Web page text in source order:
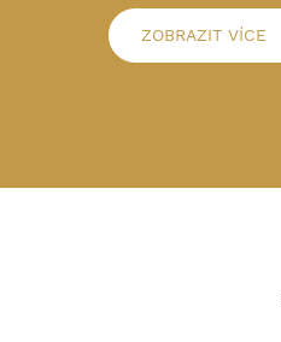
ZOBRAZIT VÍCE